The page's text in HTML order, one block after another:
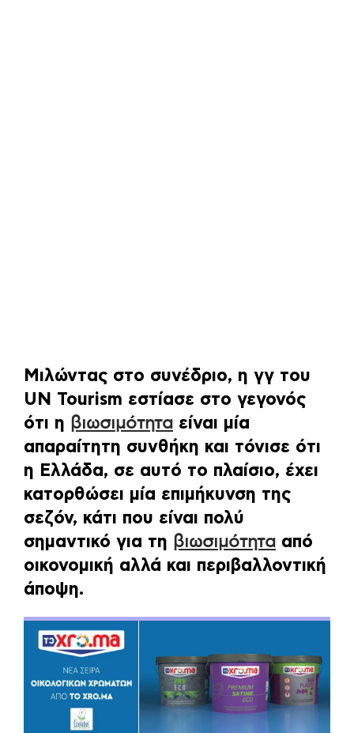
Μιλώντας στο συνέδριο, η γγ του
UN Tourism εστίασε στο γεγονός
ότι η βιωσιμότητα είναι μία
απαραίτητη συνθήκη και τόνισε ότι
η Ελλάδα, σε αυτό το πλαίσιο, έχει
κατορθώσει μία επιμήκυνση της
σεζόν, κάτι που είναι πολύ
σημαντικό για τη βιωσιμότητα από
οικονομική αλλά και περιβαλλοντική
άποψη.